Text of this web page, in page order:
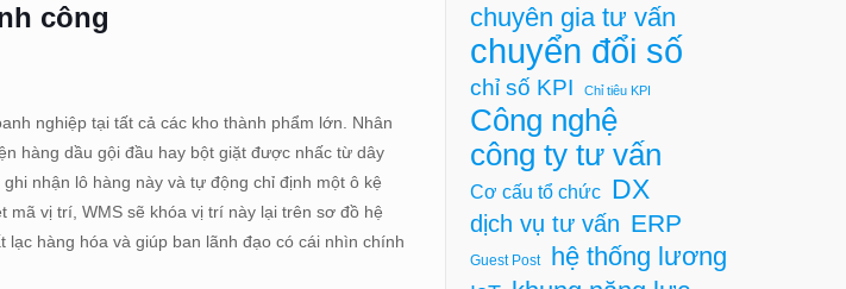
công
nghiệp tại tất cả các kho thành phẩm lớn. Nhân
hàng dầu gội đầu hay bột giặt được nhấc từ dây
nhận lô hàng này và tự động chỉ định một ô kệ
vị trí, WMS sẽ khóa vị trí này lại trên sơ đồ hệ
hàng hóa và giúp ban lãnh đạo có cái nhìn chính
chuyên gia tư vấn
chuyển đổi số
chỉ số KPI Chỉ tiêu KPI
Công nghệ
công ty tư vấn
Cơ cấu tổ chức DX
dịch vụ tư vấn ERP
Guest Post hệ thống lương